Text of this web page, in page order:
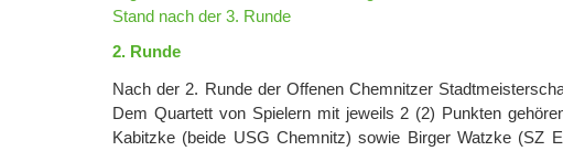
Stand nach der 3. Runde
2. Runde
Nach der 2. Runde der Offenen Chemnitzer
Dem Quartett von Spielern mit jeweils 2 (2) Punkten
Kabitzke (beide USG Chemnitz) sowie Birger Watzke (SZ